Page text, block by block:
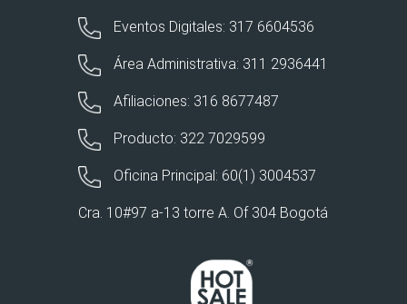
Eventos Digitales: 317 6604536
Área Administrativa: 311 2936441
Afiliaciones: 316 8677487
Producto: 322 7029599
Oficina Principal: 60(1) 3004537
Cra. 10#97 a-13 torre A. Of 304 Bogotá